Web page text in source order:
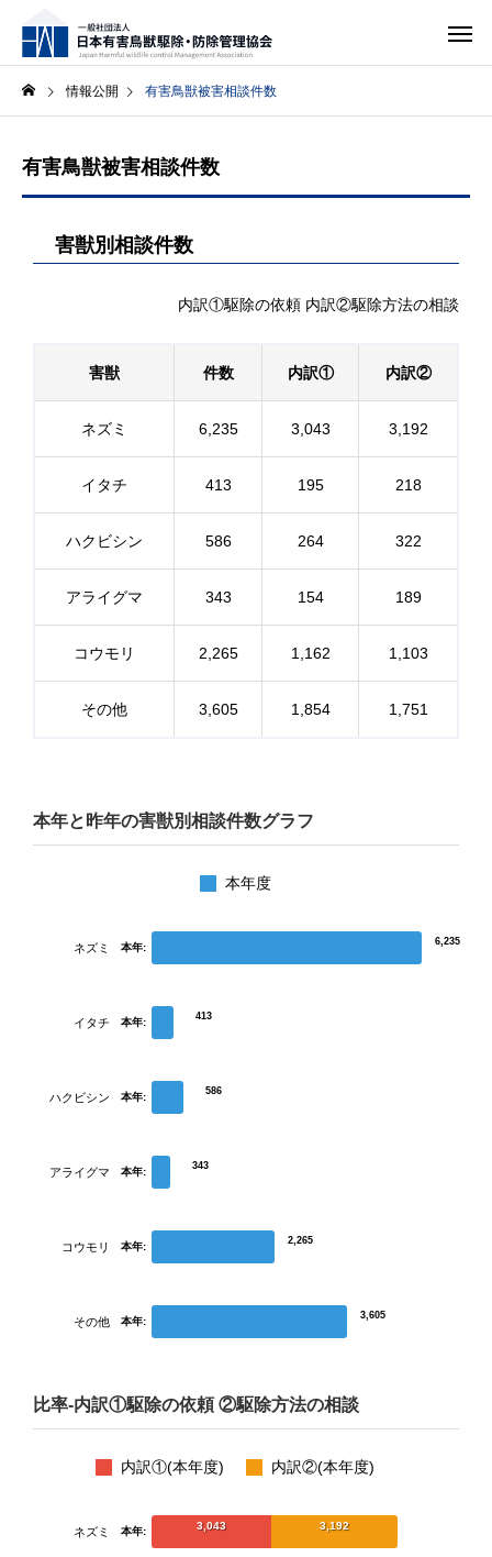
情報公開 有害鳥獣被害相談件数
有害鳥獣被害相談件数
害獣別相談件数
内訳①駆除の依頼 内訳②駆除方法の相談
害獣 件数 内訳① 内訳②
ネズミ 6,235 3,043 3,192
イタチ 413 195 218
ハクビシン 586 264 322
アライグマ 343 154 189
コウモリ 2,265 1,162 1,103
その他 3,605 1,854 1,751
本年と昨年の害獣別相談件数グラフ
本年度
ネズミ 本年: 6,235
イタチ 本年: 413
ハクビシン 本年: 586
アライグマ 本年: 343
コウモリ 本年: 2,265
その他 本年: 3,605
比率-内訳①駆除の依頼 ②駆除方法の相談
内訳①(本年度) 内訳②(本年度)
ネズミ 本年: 3,043 3,192